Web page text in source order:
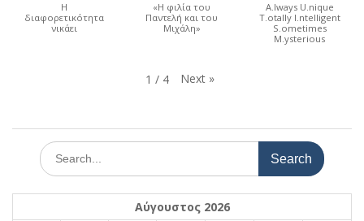
Η
διαφορετικότητα
νικάει
«Η φιλία του
Παντελή και του
Μιχάλη»
A.lways U.nique
T.otally I.ntelligent
S.ometimes
M.ysterious
1 / 4 Next »
Search
for:
Αύγουστος 2026